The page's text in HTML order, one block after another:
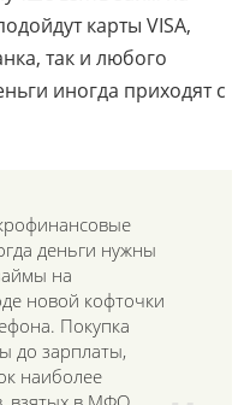
карты VISA,
так и любого
иногда приходят с
деньги нужны
на
новой кофточки
Покупка
до зарплаты,
наиболее